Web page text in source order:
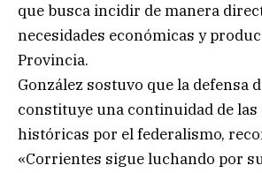
que busca incidir de manera
necesidades económicas y
Provincia.
González sostuvo que la defensa
constituye una continuidad de
históricas por el federalismo,
«Corrientes sigue luchando por